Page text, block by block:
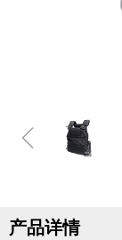
ꁆ
产品详情